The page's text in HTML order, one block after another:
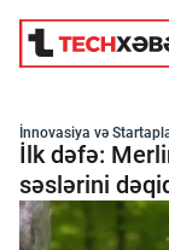
Süni İntellekt
Elm və
İnnovasiya və
İlk dəfə:
səslərini